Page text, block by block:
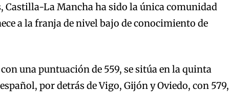
Castilla-La Mancha ha sido la única comunidad
a la franja de nivel bajo de conocimiento de
una puntuación de 559, se sitúa en la quinta
por detrás de Vigo, Gijón y Oviedo, con 579,